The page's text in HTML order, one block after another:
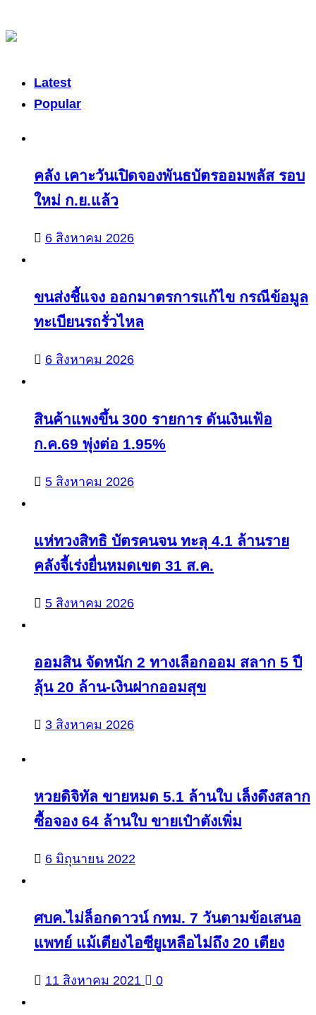
Latest
Popular
คลัง เคาะวันเปิดจองพันธบัตรออมพลัส รอบ
ใหม่ ก.ย.แล้ว
6 สิงหาคม 2026
ขนส่งชี้แจง ออกมาตรการแก้ไข กรณีข้อมูล
ทะเบียนรถรั่วไหล
6 สิงหาคม 2026
สินค้าแพงขึ้น 300 รายการ ดันเงินเฟ้อ
ก.ค.69 พุ่งต่อ 1.95%
5 สิงหาคม 2026
แห่ทวงสิทธิ บัตรคนจน ทะลุ 4.1 ล้านราย
คลังจี้เร่งยื่นหมดเขต 31 ส.ค.
5 สิงหาคม 2026
ออมสิน จัดหนัก 2 ทางเลือกออม สลาก 5 ปี
ลุ้น 20 ล้าน-เงินฝากออมสุข
3 สิงหาคม 2026
หวยดิจิทัล ขายหมด 5.1 ล้านใบ เล็งดึงสลาก
ซื้อจอง 64 ล้านใบ ขายเป๋าตังเพิ่ม
6 มิถุนายน 2022
ศบค.ไม่ล็อกดาวน์ กทม. 7 วันตามข้อเสนอ
แพทย์ แม้เตียงไอซียูเหลือไม่ถึง 20 เตียง
11 สิงหาคม 2021 0